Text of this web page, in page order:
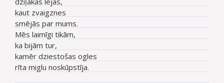
kaut zvaigznes
smējās par mums.
Mēs laimīgi tikām,
ka bijām tur,
kamēr dziestošas ogles
rīta miglu noskūpstīja.